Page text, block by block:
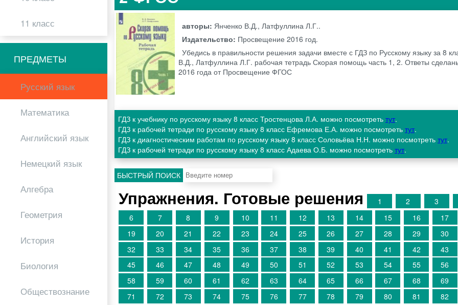
11 класс
ПРЕДМЕТЫ
Русский язык
Математика
Английский язык
Немецкий язык
Алгебра
Геометрия
История
Биология
Обществознание
авторы: Янченко В.Д., Латфуллина Л.Г..
Издательство: Просвещение 2016 год.
Убедись в правильности решения задачи вместе с ГДЗ по Русскому языку за 8
В.Д., Латфуллина Л.Г. рабочая тетрадь Скорая помощь часть 1, 2. Ответы
2016 года от Просвещение ФГОС
ГДЗ к учебнику по русскому языку 8 класс Тростенцова Л.А. можно посмотреть тут.
ГДЗ к рабочей тетради по русскому языку 8 класс Ефремова Е.А. можно посмотреть тут.
ГДЗ к диагностическим работам по русскому языку 8 класс Соловьёва Н.Н. можно посмотреть тут.
ГДЗ к рабочей тетради по русскому языку 8 класс Адаева О.Б. можно посмотреть тут.
БЫСТРЫЙ ПОИСК
Упражнения. Готовые решения 1 2 3
6
7 8 9 10 11 12 13 14 15 16 17
19
20 21 22 23 24 25 26 27 28 29 30
32
33 34 35 36 37 38 39 40 41 42 43
45
46 47 48 49 50 51 52 53 54 55 56
58
59 60 61 62 63 64 65 66 67 68 69
71
72 73 74 75 76 77 78 79 80 81 82